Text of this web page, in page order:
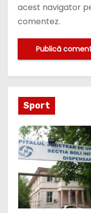
acest navigator
comentez.
Sport